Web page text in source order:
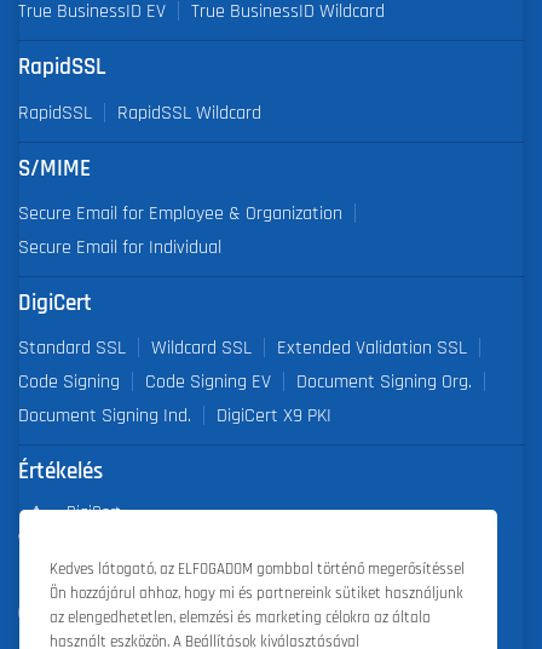
True BusinessID EV
True BusinessID Wildcard
RapidSSL
RapidSSL RapidSSL Wildcard
S/MIME
Secure Email for Employee & Organization
Secure Email for Individual
DigiCert
Standard SSL Wildcard SSL
Extended Validation SSL
Code Signing
Code Signing EV
Document Signing Org.
Document Signing Ind.
DigiCert X9 PKI
Értékelés
DigiCert
Outstanding Sales Performance Award 2018, 2019, 2020, 2021,
2022
Kedves látogató, az ELFOGADOM gombbal történő megerősítéssel
Ön hozzájárul ahhoz, hogy mi és partnereink sütiket használjunk
az elengedhetetlen, elemzési és marketing célokra az általa
használt eszközön. A Beállítások kiválasztásával